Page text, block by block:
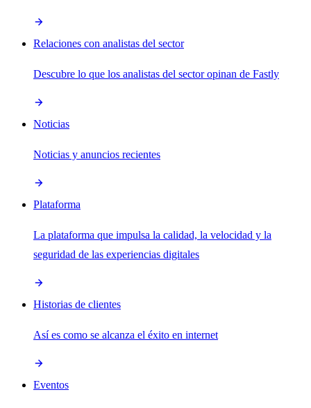
Relaciones con analistas del sector
Descubre lo que los analistas del sector opinan de Fastly
Noticias
Noticias y anuncios recientes
Plataforma
La plataforma que impulsa la calidad, la velocidad y la
seguridad de las experiencias digitales
Historias de clientes
Así es como se alcanza el éxito en internet
Eventos